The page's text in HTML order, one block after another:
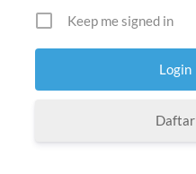
Keep me signed in
Daftar